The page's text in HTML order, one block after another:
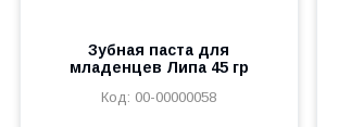
Зубная паста для
младенцев Липа 45 гр
00-00000058